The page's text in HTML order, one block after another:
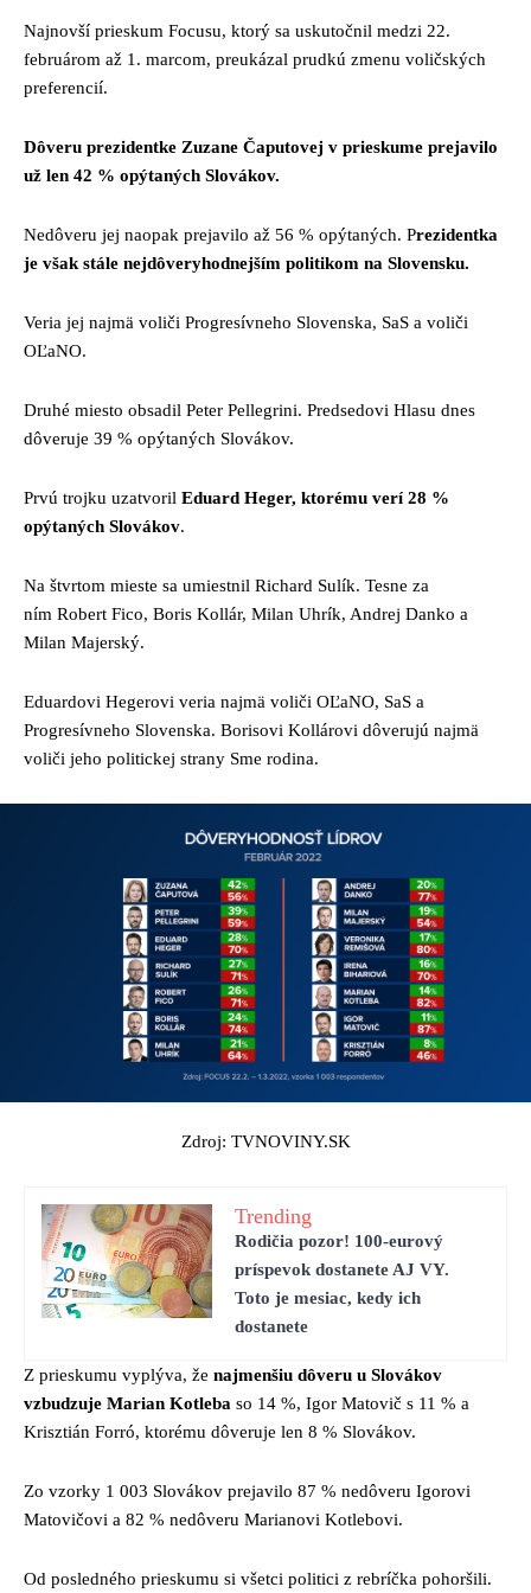
Najnovší prieskum Focusu, ktorý sa uskutočnil medzi 22.
februárom až 1. marcom, preukázal prudkú zmenu voličských
preferencií.
Dôveru prezidentke Zuzane Čaputovej v prieskume prejavilo
už len 42 % opýtaných Slovákov.
Nedôveru jej naopak prejavilo až 56 % opýtaných. Prezidentka
je však stále nejdôveryhodnejším politikom na Slovensku.
Veria jej najmä voliči Progresívneho Slovenska, SaS a voliči
OĽaNO.
Druhé miesto obsadil Peter Pellegrini. Predsedovi Hlasu dnes
dôveruje 39 % opýtaných Slovákov.
Prvú trojku uzatvoril Eduard Heger, ktorému verí 28 %
opýtaných Slovákov.
Na štvrtom mieste sa umiestnil Richard Sulík. Tesne za
ním Robert Fico, Boris Kollár, Milan Uhrík, Andrej Danko a
Milan Majerský.
Eduardovi Hegerovi veria najmä voliči OĽaNO, SaS a
Progresívneho Slovenska. Borisovi Kollárovi dôverujú najmä
voliči jeho politickej strany Sme rodina.
Zdroj: TVNOVINY.SK
Trending
Rodičia pozor! 100-eurový
príspevok dostanete AJ VY.
Toto je mesiac, kedy ich
dostanete
Z prieskumu vyplýva, že najmenšiu dôveru u Slovákov
vzbudzuje Marian Kotleba so 14 %, Igor Matovič s 11 % a
Krisztián Forró, ktorému dôveruje len 8 % Slovákov.
Zo vzorky 1 003 Slovákov prejavilo 87 % nedôveru Igorovi
Matovičovi a 82 % nedôveru Marianovi Kotlebovi.
Od posledného prieskumu si všetci politici z rebríčka pohoršili.